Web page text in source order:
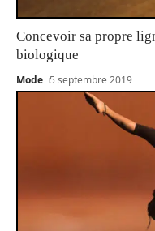
Concevoir sa propre
biologique
Mode 5 septembre 2019